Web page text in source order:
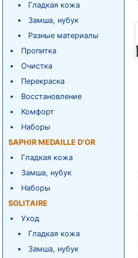
Гладкая кожа
Замша, нубук
Разные материалы
Пропитка
Очистка
Перекраска
Восстановление
Комфорт
Наборы
SAPHIR MEDAILLE D'OR
Гладкая кожа
Замша, нубук
Наборы
SOLITAIRE
Уход
Гладкая кожа
Замша, нубук